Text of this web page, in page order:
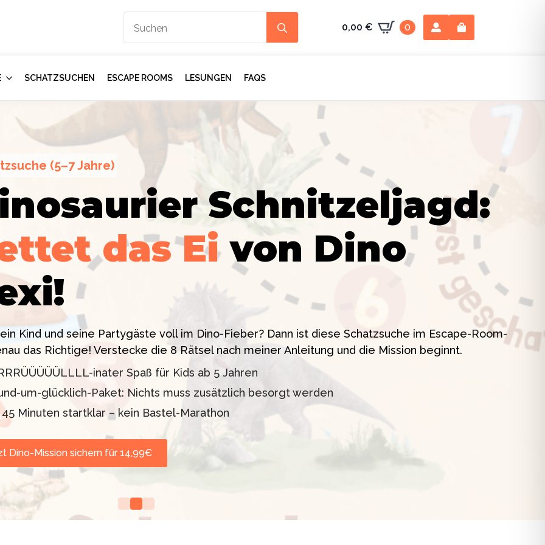
0,00 € 0
SCHATZSUCHEN ESCAPE ROOMS LESUNGEN FAQS
–
TV-Profi (ZDF "1, 2
Rooms zum
(5–7 Jahre)
Schnitzeljagd:
das Ei von Dino
Kind und seine Partygäste voll im Dino-Fieber? Dann ist diese Schatzsuche im Escape-Room-
das Richtige! Verstecke die 8 Rätsel nach meiner Anleitung und die Mission beginnt.
inater Spaß für Kids ab 5 Jahren
um-glücklich-Paket: Nichts muss zusätzlich besorgt werden
45 Minuten startklar – kein Bastel-Marathon
Dino-Mission sichern für 14,99€
Im
High-Tech Labor! Unser 24-seitiges PDF enthält
Knackt den Fall in 90 Minuten!
12–99 Jahre)
inklusive
werden